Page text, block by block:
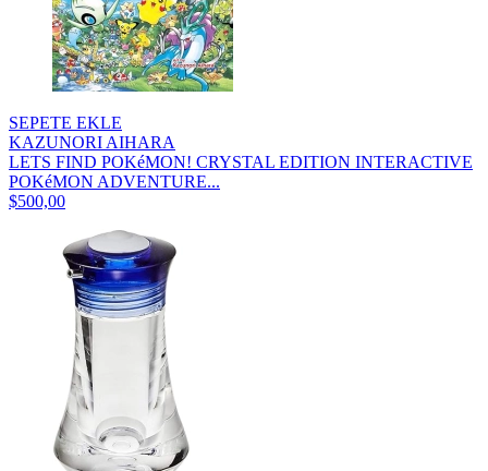
SEPETE EKLE
KAZUNORI AIHARA
LETS FIND POKéMON! CRYSTAL EDITION INTERACTIVE
POKéMON ADVENTURE...
$500,00